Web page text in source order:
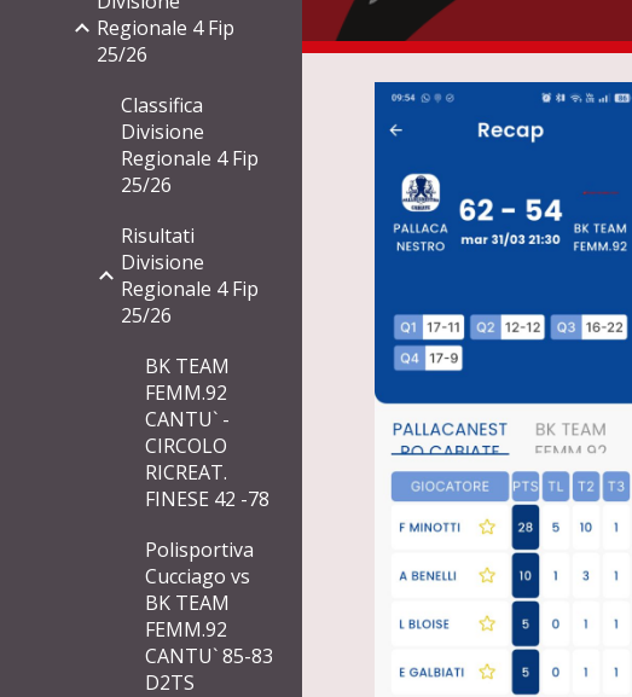
Regionale 4 Fip
25/26
Classifica
Divisione
Regionale 4 Fip
25/26
Risultati
Divisione
Regionale 4 Fip
25/26
BK TEAM
FEMM.92
CANTU` -
CIRCOLO
RICREAT.
FINESE 42 -78
Polisportiva
Cucciago vs
BK TEAM
FEMM.92
CANTU` 85-83
D2TS